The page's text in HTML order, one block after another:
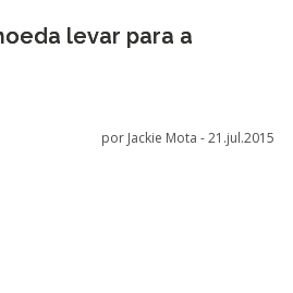
levar para a
por Jackie Mota -21.jul.2015